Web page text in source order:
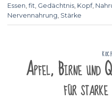
Essen fit Gedächtnis Kopf,
Nervennahrung Stärke
Apfel, Birne und
für starke